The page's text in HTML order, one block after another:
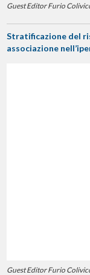
Guest Editor Furio
Stratificazione del
associazione
Guest Editor Furio